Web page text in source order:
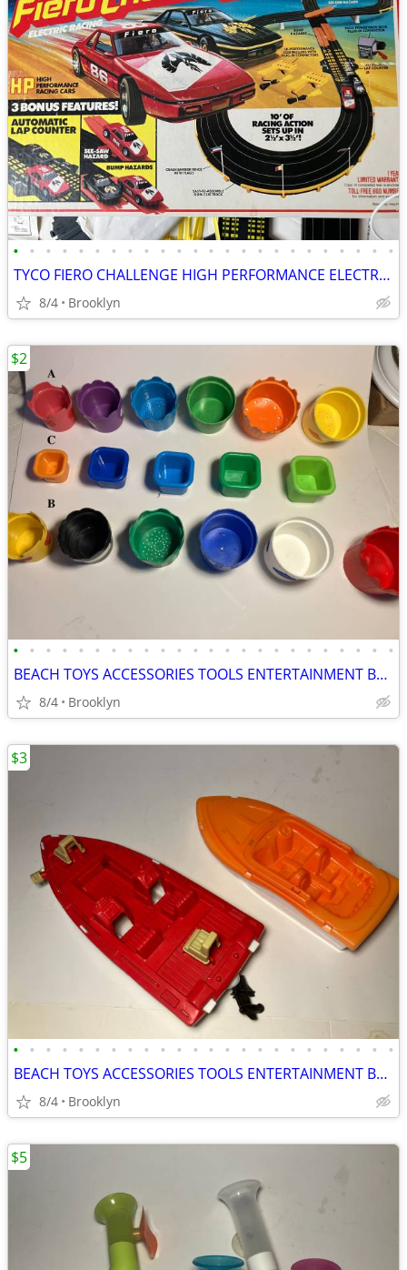
• • • • • • • • • • • • • • • • • • • • • • • •
TYCO FIERO CHALLENGE HIGH PERFORMANCE ELECTRIC SLOT CAR SET LAP COUNT
8/4 Brooklyn
• • • • • • • • • • • • • • • • • • • • • • • •
BEACH TOYS ACCESSORIES TOOLS ENTERTAINMENT BREAKAWAY KIDS OUTDOOR FUN
8/4 Brooklyn
$2
• • • • • • • • • • • • • • • • • • • • • • • •
BEACH TOYS ACCESSORIES TOOLS ENTERTAINMENT BREAKAWAY KIDS OUTDOOR FUN
8/4 Brooklyn
$3
$5